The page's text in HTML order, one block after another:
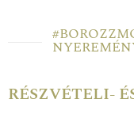
RÉSZVÉTELI-